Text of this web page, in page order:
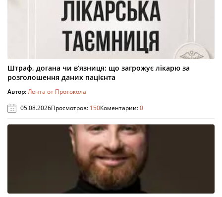
Штраф, догана чи в’язниця: що загрожує лікарю за
розголошення даних пацієнта
Автор:Лента от Протокола
05.08.2026Просмотров: 150Коментарии:0